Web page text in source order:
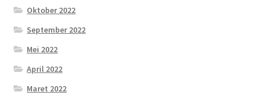
Oktober 2022
September 2022
Mei 2022
April 2022
Maret 2022